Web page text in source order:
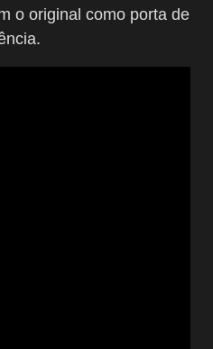
o original como porta de